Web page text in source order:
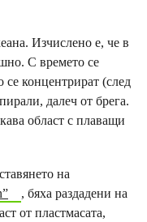
Изчислено е, че в
С времето се
концентрират (след
далеч от брега.
област с плаващи
на
, бяха раздадени на
от пластмасата,